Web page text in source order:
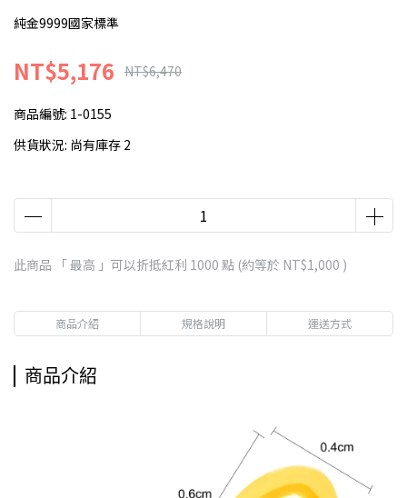
純金9999國家標準
NT$5,176 NT$6,470
商品編號: 1-0155
供貨狀況: 尚有庫存 2
此商品 「 最高 」可以折抵紅利 1000 點 (約等於 NT$1,000 )
商品介紹 規格說明 運送方式
商品介紹